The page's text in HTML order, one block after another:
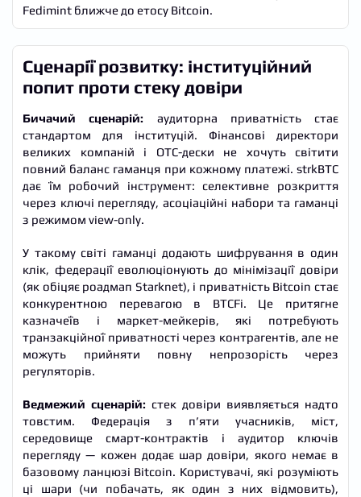
Fedimint ближче до етосу Bitcoin.
Сценарії розвитку: інституційний
попит проти стеку довіри
Бичачий сценарій: аудиторна приватність стає
стандартом для інституцій. Фінансові директори
великих компаній і OTC-дески не хочуть світити
повний баланс гаманця при кожному платежі. strkBTC
дає їм робочий інструмент: селективне розкриття
через ключі перегляду, асоціаційні набори та гаманці
з режимом view-only.
У такому світі гаманці додають шифрування в один
клік, федерації еволюціонують до мінімізації довіри
(як обіцяє роадмап Starknet), і приватність Bitcoin стає
конкурентною перевагою в BTCFi. Це притягне
казначеїв і маркет-мейкерів, які потребують
транзакційної приватності через контрагентів, але не
можуть прийняти повну непрозорість через
регуляторів.
Ведмежий сценарій: стек довіри виявляється надто
товстим. Федерація з п’яти учасників, міст,
середовище смарт-контрактів і аудитор ключів
перегляду — кожен додає шар довіри, якого немає в
базовому ланцюзі Bitcoin. Користувачі, які розуміють
ці шари (чи побачать, як один з них відмовить),